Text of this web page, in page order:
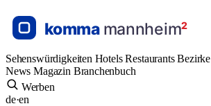
Sehenswürdigkeiten HotelsRestaurantsBezirke
NewsMagazin Branchenbuch
Werben
de·en